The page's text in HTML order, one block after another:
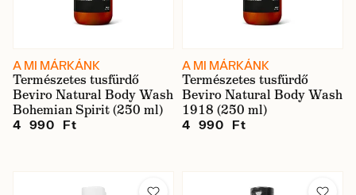
A MI MÁRKÁNK
Természetes tusfürdő
Beviro Natural Body Wash
Bohemian Spirit (250 ml)
4 990 Ft
A MI MÁRKÁNK
Természetes tusfürdő
Beviro Natural Body Wash
1918 (250 ml)
4 990 Ft